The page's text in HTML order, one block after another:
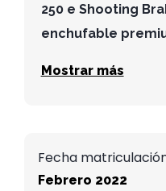
250 e Shooting
enchufable
Mostrar más
Fecha
Febrero 2022